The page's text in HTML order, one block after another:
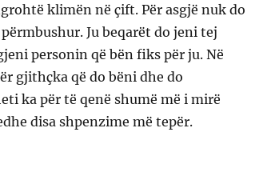
klimën në çift. Për asgjë nuk do
Ju beqarët do jeni tej
personin që bën fiks për ju. Në
gjithçka që do bëni dhe do
ka për të qenë shumë më i mirë
disa shpenzime më tepër.